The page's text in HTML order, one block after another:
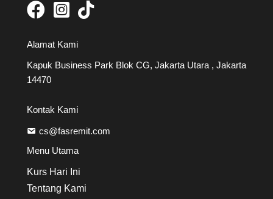
Alamat Kami
Kapuk Business Park Blok CG, Jakarta Utara , Jakarta
14470
Kontak Kami
cs@fasremit.com
Menu Utama
Kurs Hari Ini
Tentang Kami